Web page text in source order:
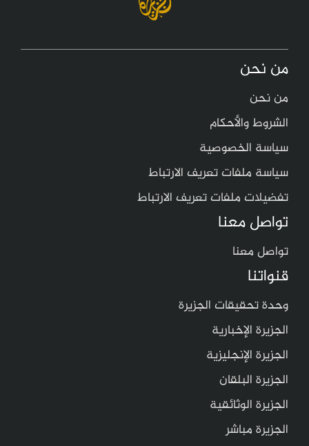
من نحن
من نحن
الشروط والأحكام
سياسة الخصوصية
سياسة ملفات تعريف الارتباط
تفضيلات ملفات تعريف الارتباط
تواصل معنا
تواصل معنا
قنواتنا
وحدة تحقيقات الجزيرة
الجزيرة الإخبارية
الجزيرة الإنجليزية
الجزيرة البلقان
الجزيرة الوثائقية
الجزيرة مباشر